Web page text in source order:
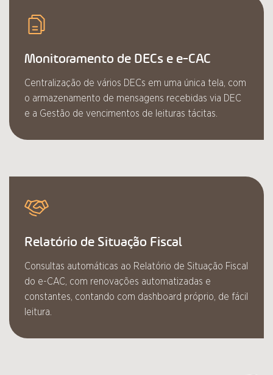
Monitoramento de DECs e e-CAC
Centralização de vários DECs em uma única tela, com
o armazenamento de mensagens recebidas via DEC
e a Gestão de vencimentos de leituras tácitas.
Relatório de Situação Fiscal
Consultas automáticas ao Relatório de Situação Fiscal
do e-CAC, com renovações automatizadas e
constantes, contando com dashboard próprio, de fácil
leitura.